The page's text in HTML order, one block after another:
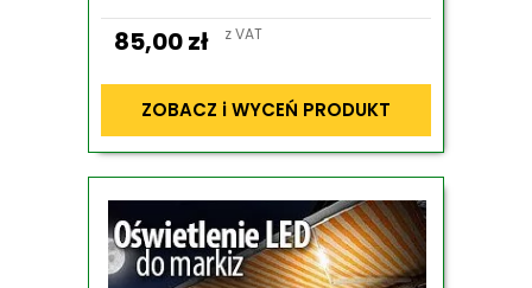
85,00zł z VAT
ZOBACZ i WYCEŃ PRODUKT